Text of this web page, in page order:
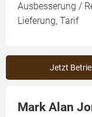
Ausbesserung /
Lieferung, Tarif
Jetzt
Mark Alan